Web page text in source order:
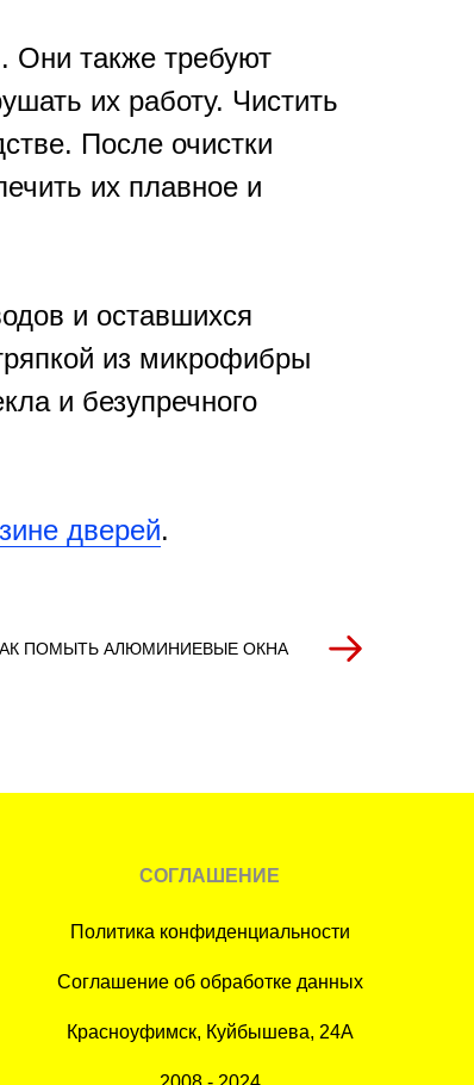
Они также требуют
их работу. Чистить
После очистки
их плавное и
и оставшихся
из микрофибры
и безупречного
дверей.
ПОМЫТЬ АЛЮМИНИЕВЫЕ ОКНА
СОГЛАШЕНИЕ
Политика конфиденциальности
Соглашение об обработке данных
Красноуфимск, Куйбышева, 24А